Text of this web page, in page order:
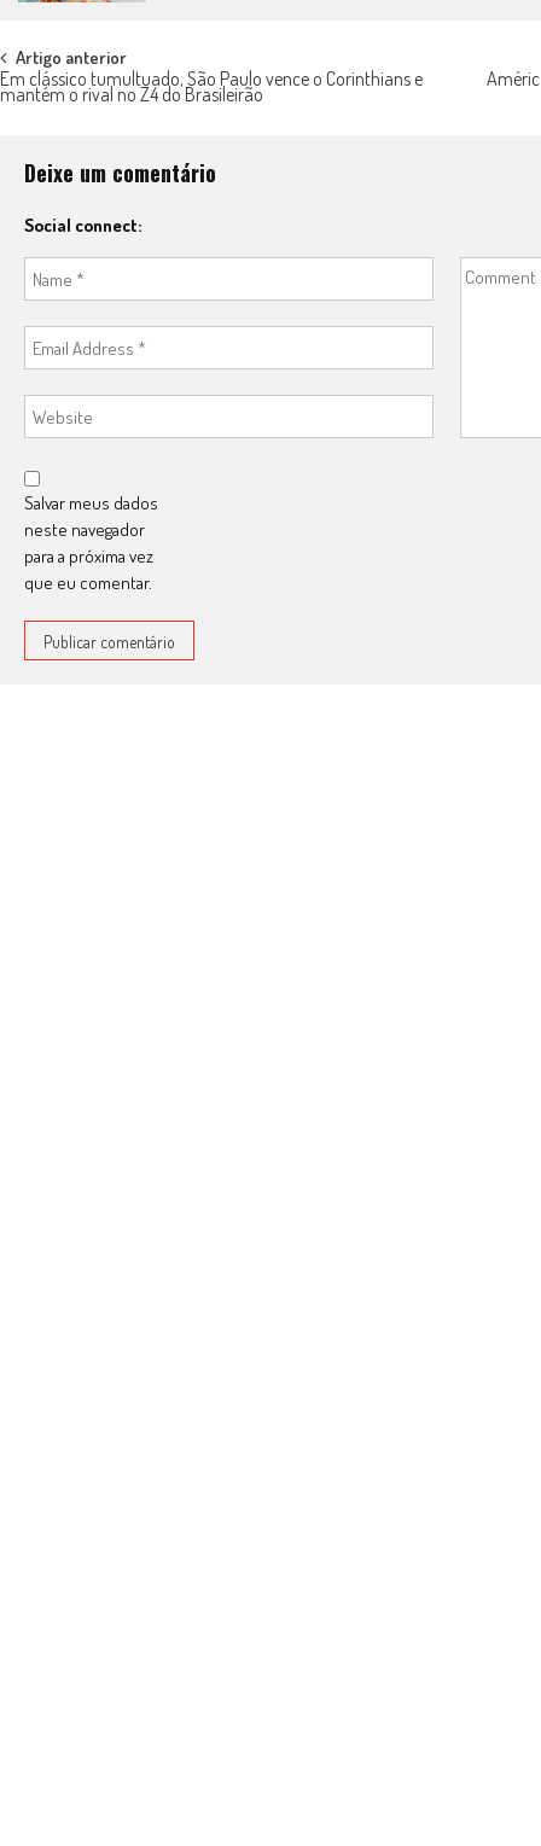
Post
navigation
Artigo anterior
Em clássico tumultuado, São Paulo vence o Corinthians e
mantém o rival no Z4 do Brasileirão
Deixe um comentário
Social connect:
Salvar meus dados
neste navegador
para a próxima vez
que eu comentar.